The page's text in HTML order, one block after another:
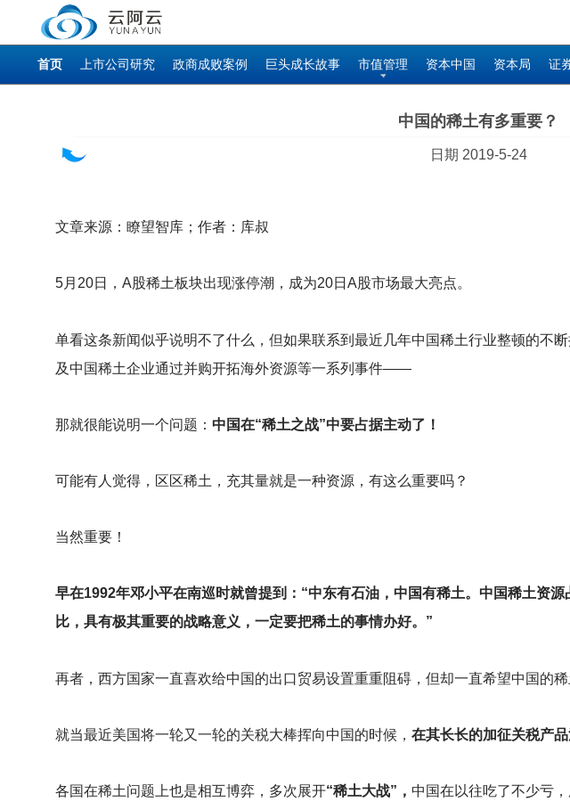
首页 上市公司研究 政商成败案例 巨头成长故事 市值管理 资本中国 资本局 证
中国的稀土有多重要？
日期 2019-5-24
文章来源：瞭望智库；作者：库叔
5月20日，A股稀土板块出现涨停潮，成为20日A股市场最大亮点。
单看这条新闻似乎说明不了什么，但如果联系到最近几年中国稀土行业整顿的不
及中国稀土企业通过并购开拓海外资源等一系列事件——
那就很能说明一个问题： 中国在“稀土之战”中要占据主动了！
可能有人觉得，区区稀土，充其量就是一种资源，有这么重要吗？
当然重要！
早在1992年邓小平在南巡时就曾提到：“中东有石油，中国有稀土。中国稀土资
比，具有极其重要的战略意义，一定要把稀土的事情办好。”
再者，西方国家一直喜欢给中国的出口贸易设置重重阻碍，但却一直希望中国的稀
就当最近美国将一轮又一轮的关税大棒挥向中国的时候， 在其长长的加征关税产
各国在稀土问题上也是相互博弈，多次展开“稀土大战”， 中国在以往吃了不少亏